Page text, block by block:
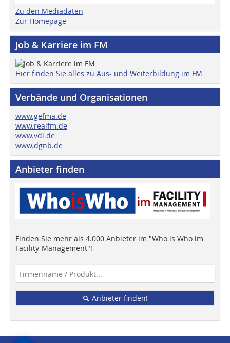
Zu den Mediadaten
Zur Homepage
Job & Karriere im FM
Hier finden Sie alles zu Aus- und Weiterbildung im FM
Verbände und Organisationen
www.gefma.de
www.realfm.de
www.vdi.de
www.dgnb.de
Anbieter finden
Finden Sie mehr als 4.000 Anbieter im "Who is Who im
Facility-Management"!
Anbieter finden!